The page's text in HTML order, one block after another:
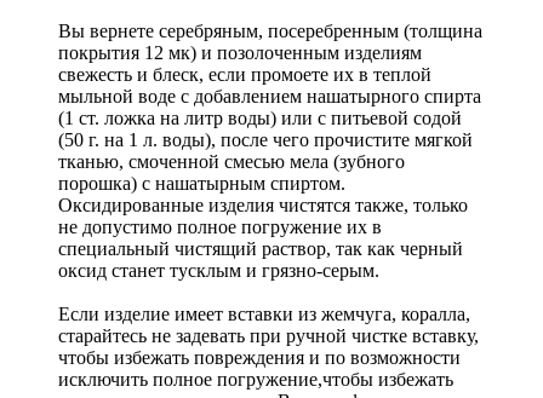
Вы вернете серебряным, посеребренным (толщина
покрытия 12 мк) и позолоченным изделиям
свежесть и блеск, если промоете их в теплой
мыльной воде с добавлением нашатырного спирта
(1 ст. ложка на литр воды) или с питьевой содой
(50 г. на 1 л. воды), после чего прочистите мягкой
тканью, смоченной смесью мела (зубного
порошка) с нашатырным спиртом.
Оксидированные изделия чистятся также, только
не допустимо полное погружение их в
специальный чистящий раствор, так как черный
оксид станет тусклым и грязно-серым.
Если изделие имеет вставки из жемчуга, коралла,
старайтесь не задевать при ручной чистке вставку,
чтобы избежать повреждения и по возможности
исключить полное погружение,чтобы избежать